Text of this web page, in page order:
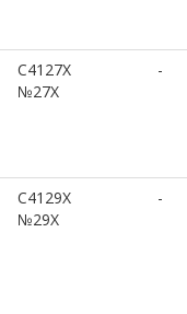
C4127X
№27X
-
C4129X
№29X
-